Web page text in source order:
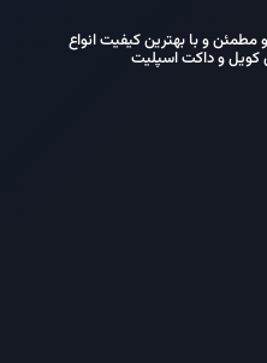
و با بهترین کیفیت انواع
کویل و داکت اسپلیت